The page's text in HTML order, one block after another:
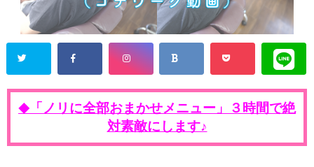
◆
「ノリに全部おまかせメニュー」３時間で絶
対素敵にします♪